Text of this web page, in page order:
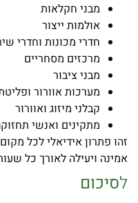
מבני חקלאות
אולמות ייצור
חדרי מכונות וחדרי
מרכזים מסחריים
מבני ציבור
מערכות אוורור
קבלני מיזוג ואוורור
מתקינים ואנשי
זהו פתרון אידיאלי לכל
אמינה ויעילה לאורך כל
לסיכום